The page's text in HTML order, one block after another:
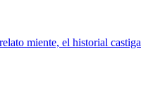
miente, el historial castiga